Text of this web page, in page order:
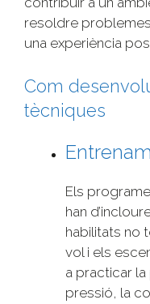
resoldre
una experiència
Com
tècniques
Els
han
habilitats no
vol i els
a practicar
pressió, la